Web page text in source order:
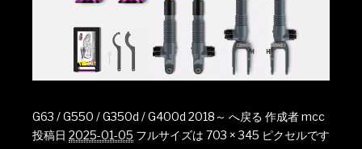
G63 / G550 / G350d / G400d 2018～ へ戻る 作成者mcc
投稿日 2025-01-05 フルサイズは 703 × 345 ピクセルです